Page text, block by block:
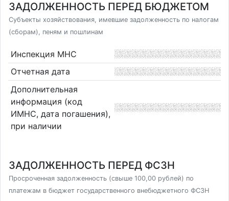
ЗАДОЛЖЕННОСТЬ ПЕРЕД БЮДЖЕТОМ
Субъекты хозяйствования, имевшие задолженность по налогам
(сборам), пеням и пошлинам
Инспекция МНС
Отчетная дата
Дополнительная
информация (код
ИМНС, дата погашения),
при наличии
ЗАДОЛЖЕННОСТЬ ПЕРЕД ФСЗН
Просроченная задолженность (свыше 100,00 рублей) по
платежам в бюджет государственного внебюджетного ФСЗН